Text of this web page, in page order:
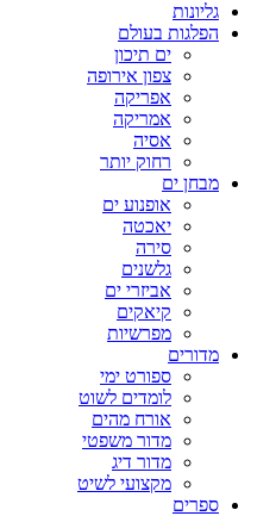
גליונות
הפלגות בעולם
ים תיכון
צפון אירופה
אפריקה
אמריקה
אסיה
רחוק יותר
מבחן ים
אופנוע ים
יאכטה
סירה
גלשנים
אביזרי ים
קיאקים
מפרשיות
מדורים
ספורט ימי
לומדים לשוט
אורח מהים
מדור משפטי
מדור דיג
מקצועי לשיט
ספרים